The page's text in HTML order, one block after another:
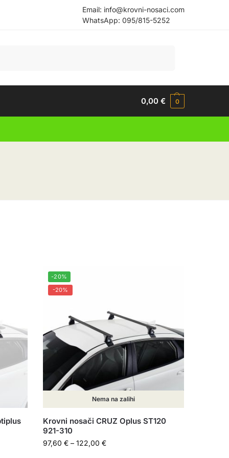
Email: info@krovni-nosaci.com
WhatsApp: 095/815-5252
0,00€ 0
-20%
-20%
Nema na zalihi
Krovni nosači CRUZ Oplus ST120
921-310
97,60€ – 122,00€